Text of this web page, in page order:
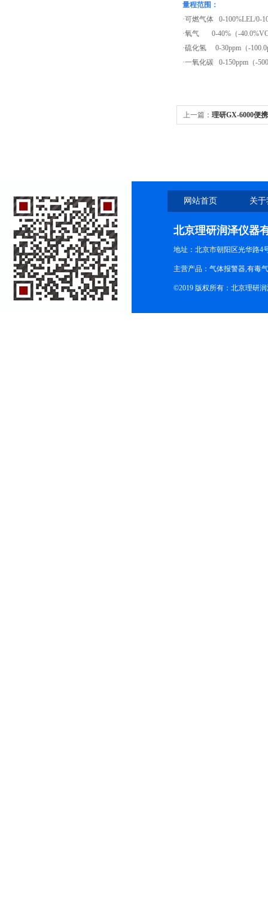
量程范围：
·可燃气体 0-100%LEL/0-
·氧气 0-40%（-
·硫化氢 0-30ppm（-
·一氧化碳 0-150ppm（-
上一篇： 理研GX-6000便
网站首页 关
北京理研润泽仪器
地址：北京市朝阳区光华路4
主营产品：气体报警器,有毒
©2019 版权所有：北京理研